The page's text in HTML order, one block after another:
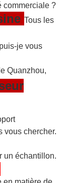
commerciale ?
Tous les
je vous
Quanzhou,
vous chercher.
un échantillon.